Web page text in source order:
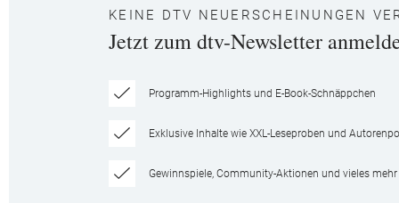
KEINE DTV NEUERSCHEINUNGEN
Jetzt zum dtv-Newsletter
Programm-Highlights und E-Book-Schnäppchen
Exklusive Inhalte wie XXL-Leseproben und
Gewinnspiele, Community-Aktionen und vieles mehr